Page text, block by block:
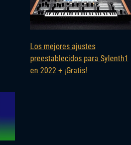
Los mejores ajustes
preestablecidos para Sylenth1
en 2022 + ¡Gratis!